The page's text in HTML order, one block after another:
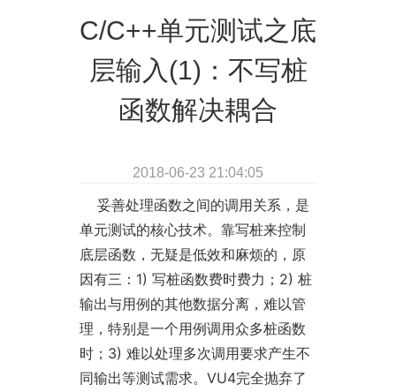
C/C++单元测试之底
层输入(1)：不写桩
函数解决耦合
2018-06-23 21:04:05
妥善处理函数之间的调用关系，是
单元测试的核心技术。靠写桩来控制
底层函数，无疑是低效和麻烦的，原
因有三：1) 写桩函数费时费力；2) 桩
输出与用例的其他数据分离，难以管
理，特别是一个用例调用众多桩函数
时；3) 难以处理多次调用要求产生不
同输出等测试需求。VU4完全抛弃了